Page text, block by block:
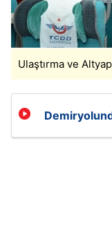
Ulaştırma ve